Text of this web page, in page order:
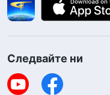
Следвайте ни